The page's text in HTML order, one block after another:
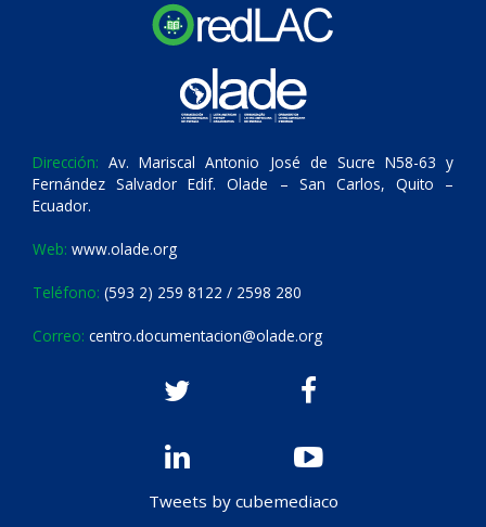
Dirección: Av. Mariscal Antonio José de Sucre N58-63 y
Fernández Salvador Edif. Olade – San Carlos, Quito –
Ecuador.
Web: www.olade.org
Teléfono: (593 2) 259 8122 / 2598 280
Correo: centro.documentacion@olade.org
Tweets by cubemediaco